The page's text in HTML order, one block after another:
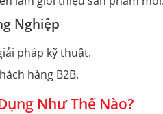
Nghiệp
pháp kỹ thuật.
hàng B2B.
Như Thế Nào?